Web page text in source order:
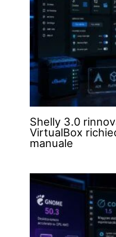
Shelly 3.0
VirtualBox
manuale